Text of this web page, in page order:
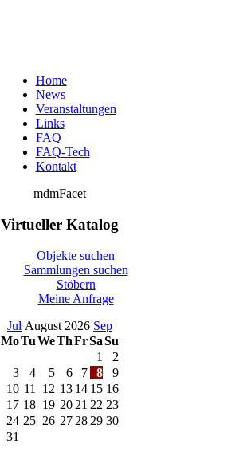
Home
News
Veranstaltungen
Links
FAQ
FAQ-Tech
Kontakt
mdmFacet
Virtueller Katalog
Objekte suchen
Sammlungen suchen
Stöbern
Meine Anfrage
Jul August 2026 Sep
MoTuWeThFrSaSu
1
2
3
4 5 6 7 8
9
10 11 12 13 14 15 16
17 18 19 20 21 22 23
24 25 26 27 28 29 30
31